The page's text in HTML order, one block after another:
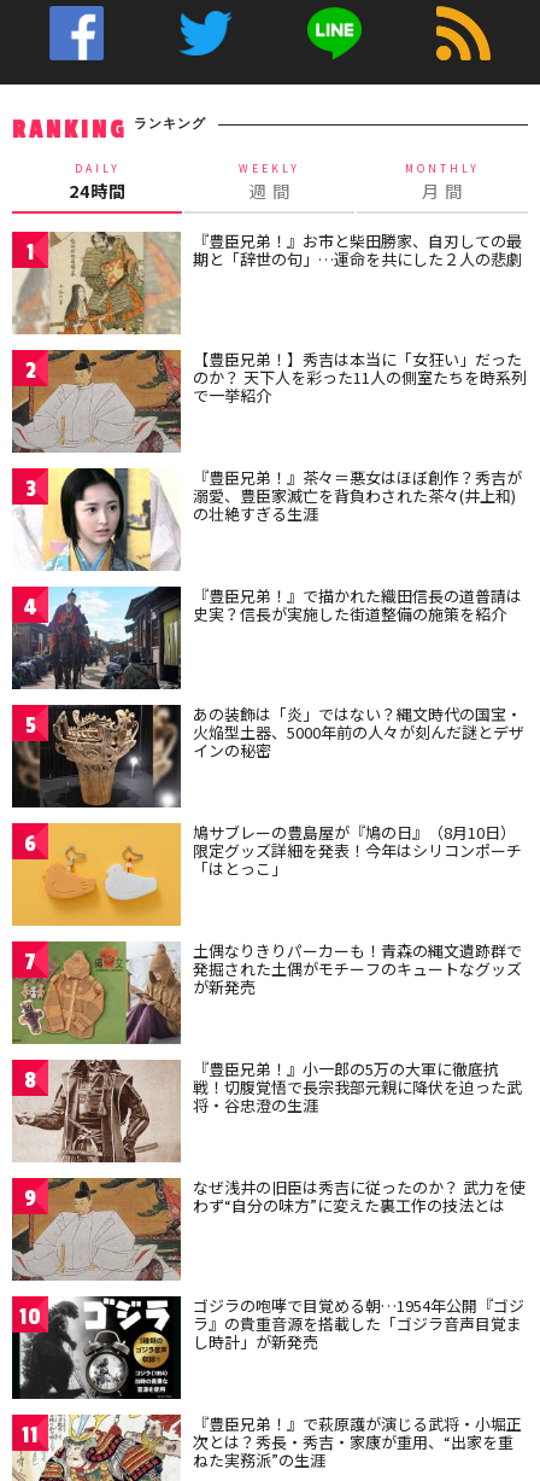
RANKING ランキング
DAILY
24時間
WEEKLY
週 間
MONTHLY
月 間
1 『豊臣兄弟！』お市と柴田勝家、自刃しての最
期と「辞世の句」…運命を共にした２人の悲劇
2 【豊臣兄弟！】秀吉は本当に「女狂い」だった
のか？ 天下人を彩った11人の側室たちを時系列
で一挙紹介
3 『豊臣兄弟！』茶々＝悪女はほぼ創作？秀吉が
溺愛、豊臣家滅亡を背負わされた茶々(井上和)
の壮絶すぎる生涯
4 『豊臣兄弟！』で描かれた織田信長の道普請は
史実？信長が実施した街道整備の施策を紹介
5 あの装飾は「炎」ではない？縄文時代の国宝・
火焔型土器、5000年前の人々が刻んだ謎とデザ
インの秘密
6 鳩サブレーの豊島屋が『鳩の日』（8月10日）
限定グッズ詳細を発表！今年はシリコンポーチ
「はとっこ」
7 土偶なりきりパーカーも！青森の縄文遺跡群で
発掘された土偶がモチーフのキュートなグッズ
が新発売
8 『豊臣兄弟！』小一郎の5万の大軍に徹底抗
戦！切腹覚悟で長宗我部元親に降伏を迫った武
将・谷忠澄の生涯
9 なぜ浅井の旧臣は秀吉に従ったのか？ 武力を使
わず“自分の味方”に変えた裏工作の技法とは
10 ゴジラの咆哮で目覚める朝…1954年公開『ゴジ
ラ』の貴重音源を搭載した「ゴジラ音声目覚ま
し時計」が新発売
11 『豊臣兄弟！』で萩原護が演じる武将・小堀正
次とは？秀長・秀吉・家康が重用、“出家を重
ねた実務派”の生涯